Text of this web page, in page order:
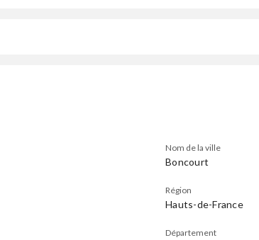
Nom de la ville
Boncourt
Région
Hauts-de-France
Département